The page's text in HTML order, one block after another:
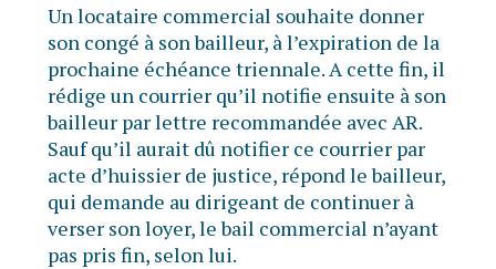
Un locataire commercial souhaite donner
son congé à son bailleur, à l’expiration de la
prochaine échéance triennale. A cette fin, il
rédige un courrier qu’il notifie ensuite à son
bailleur par lettre recommandée avec AR.
Sauf qu’il aurait dû notifier ce courrier par
acte d’huissier de justice, répond le bailleur,
qui demande au dirigeant de continuer à
verser son loyer, le bail commercial n’ayant
pas pris fin, selon lui.